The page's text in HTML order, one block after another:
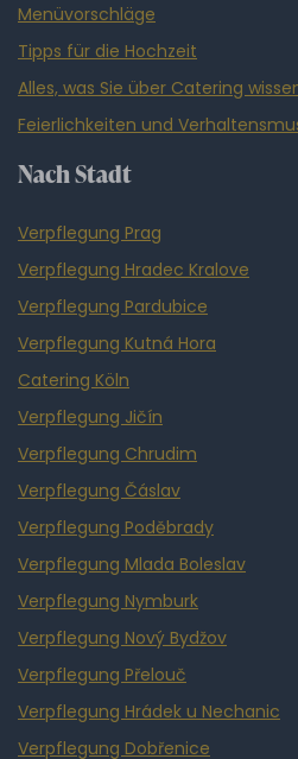
Menüvorschläge
Tipps für die Hochzeit
Alles, was Sie über Catering
Feierlichkeiten und
Nach Stadt
Verpflegung Prag
Verpflegung Hradec Kralove
Verpflegung Pardubice
Verpflegung Kutná Hora
Catering Köln
Verpflegung Jičín
Verpflegung Chrudim
Verpflegung Čáslav
Verpflegung Poděbrady
Verpflegung Mlada Boleslav
Verpflegung Nymburk
Verpflegung Nový Bydžov
Verpflegung Přelouč
Verpflegung Hrádek u Nechanic
Verpflegung Dobřenice